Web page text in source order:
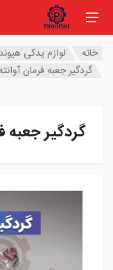
خانه لوازم یدکی
گردگیر جعبه فرمان آوانته
گردگیر جعبه